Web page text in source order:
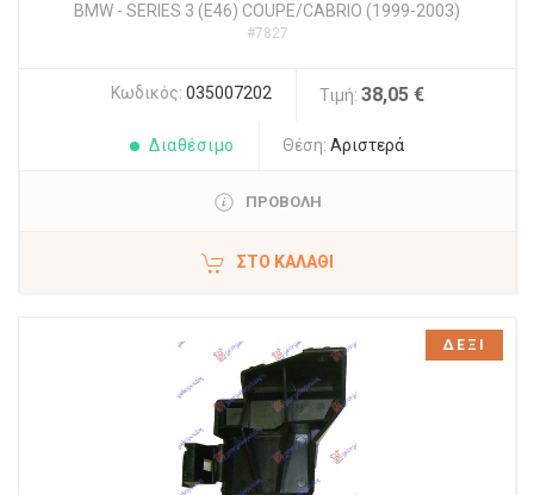
BMW - SERIES 3 (E46) COUPE/CABRIO (1999-2003)
#7827
Κωδικός: 035007202 Τιμή: 38,05 €
Διαθέσιμο Θέση: Αριστερά
ΠΡΟΒΟΛΗ
ΣΤΟ ΚΑΛΆΘΙ
ΔΕΞΙ